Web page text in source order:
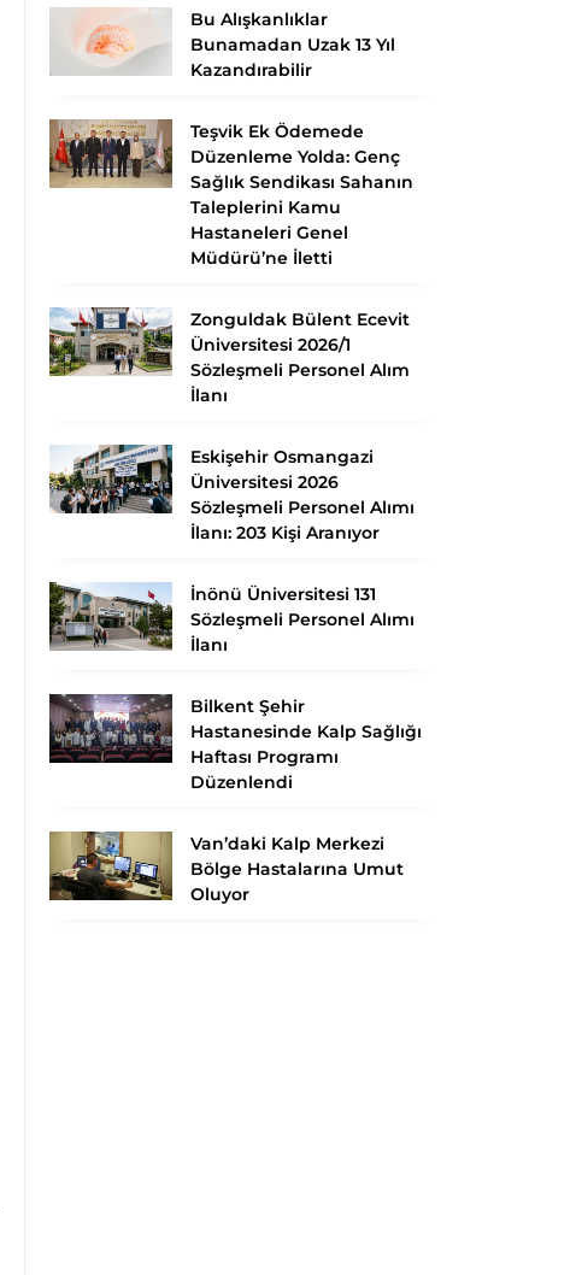
Bu Alışkanlıklar
Bunamadan Uzak 13 Yıl
Kazandırabilir
Teşvik Ek Ödemede
Düzenleme Yolda: Genç
Sağlık Sendikası Sahanın
Taleplerini Kamu
Hastaneleri Genel
Müdürü’ne İletti
Zonguldak Bülent Ecevit
Üniversitesi 2026/1
Sözleşmeli Personel Alım
İlanı
Eskişehir Osmangazi
Üniversitesi 2026
Sözleşmeli Personel Alımı
İlanı: 203 Kişi Aranıyor
İnönü Üniversitesi 131
Sözleşmeli Personel Alımı
İlanı
Bilkent Şehir
Hastanesinde Kalp Sağlığı
Haftası Programı
Düzenlendi
Van’daki Kalp Merkezi
Bölge Hastalarına Umut
Oluyor